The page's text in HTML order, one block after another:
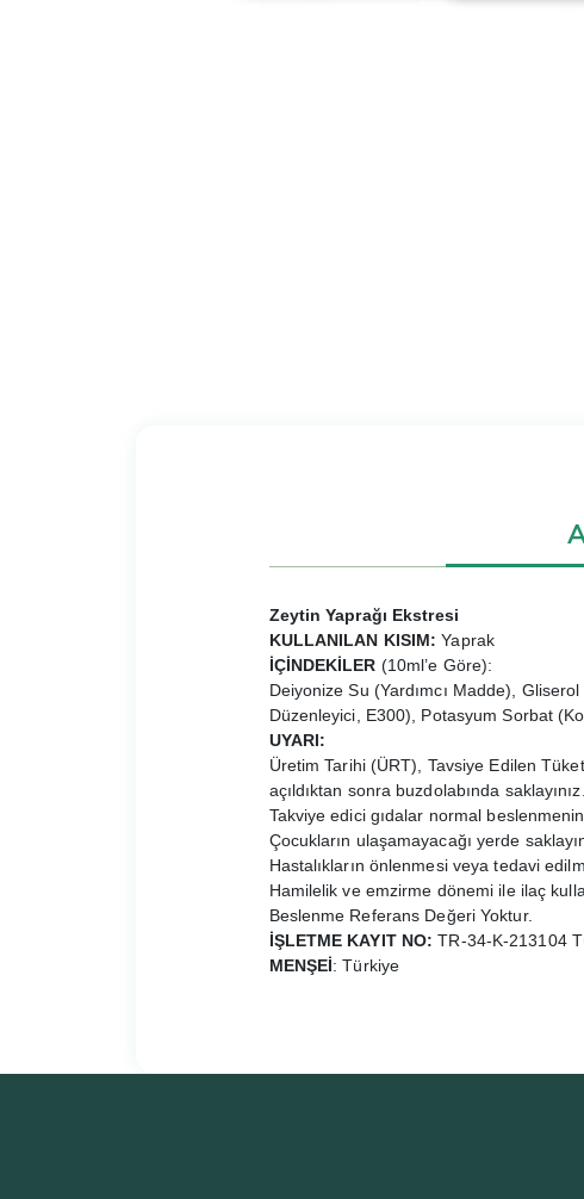
Zeytin Yaprağı Ekstresi
KULLANILAN KISIM: Yaprak
İÇİNDEKİLER (10ml’e Göre):
Deiyonize Su (Yardımcı Madde),
Düzenleyici, E300), Potasyum Sorbat
UYARI:
Üretim Tarihi (ÜRT), Tavsiye Edilen
açıldıktan sonra buzdolabında
Takviye edici gıdalar normal
Çocukların ulaşamayacağı yerde
Hastalıkların önlenmesi veya tedavi
Hamilelik ve emzirme dönemi ile ilaç
Beslenme Referans Değeri Yoktur.
İŞLETME KAYIT NO: TR-34-K-213104
MENŞEİ: Türkiye